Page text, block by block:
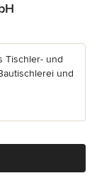
Tischler- und
und